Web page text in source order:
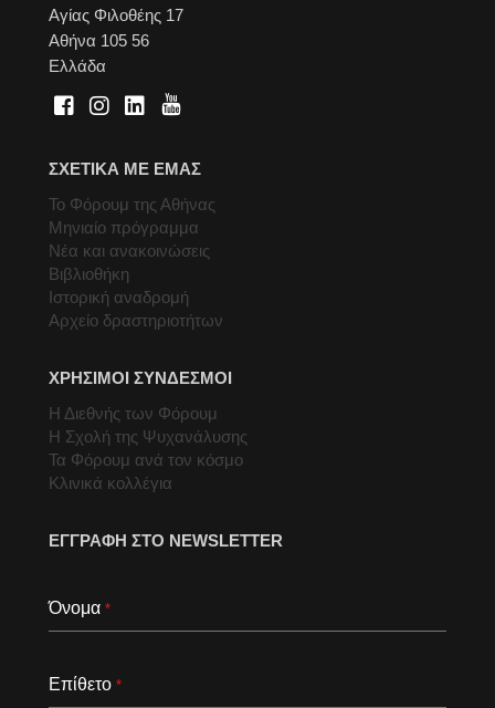
Αγίας Φιλοθέης 17
Αθήνα 105 56
Ελλάδα
ΣΧΕΤΙΚΑ ΜΕ ΕΜΑΣ
Το Φόρουμ της Αθήνας
Μηνιαίο πρόγραμμα
Νέα και ανακοινώσεις
Βιβλιοθήκη
Ιστορική αναδρομή
Αρχείο δραστηριοτήτων
ΧΡΗΣΙΜΟΙ ΣΥΝΔΕΣΜΟΙ
Η Διεθνής των Φόρουμ
Η Σχολή της Ψυχανάλυσης
Τα Φόρουμ ανά τον κόσμο
Κλινικά κολλέγια
ΕΓΓΡΑΦΗ ΣΤΟ NEWSLETTER
Όνομα *
Επίθετο *